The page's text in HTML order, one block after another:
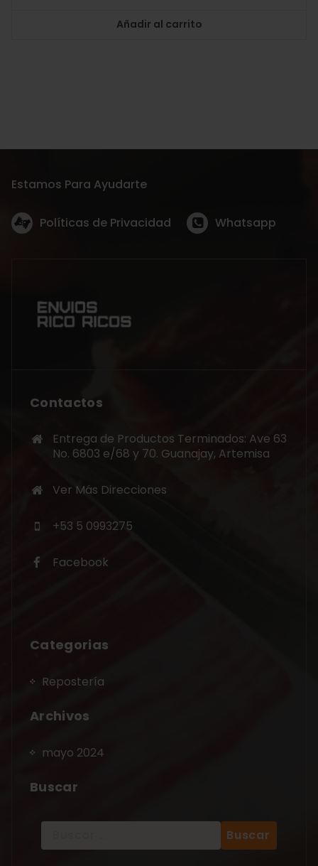
Añadir al carrito
Estamos Para Ayudarte
Políticas de Privacidad Whatsapp
Contactos
Entrega de Productos Terminados: Ave 63
No. 6803 e/68 y 70. Guanajay, Artemisa
Ver Más Direcciones
+53 5 0993275
Facebook
Categorias
Repostería
Archivos
mayo 2024
Buscar